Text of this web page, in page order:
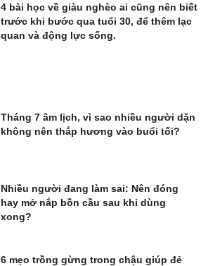
4 bài học về giàu nghèo ai cũng nên biết
trước khi bước qua tuổi 30, để thêm lạc
quan và động lực sống.
Tháng 7 âm lịch, vì sao nhiều người dặn
không nên thắp hương vào buổi tối?
Nhiều người đang làm sai: Nên đóng
hay mở nắp bồn cầu sau khi dùng
xong?
6 mẹo trồng gừng trong chậu giúp đẻ